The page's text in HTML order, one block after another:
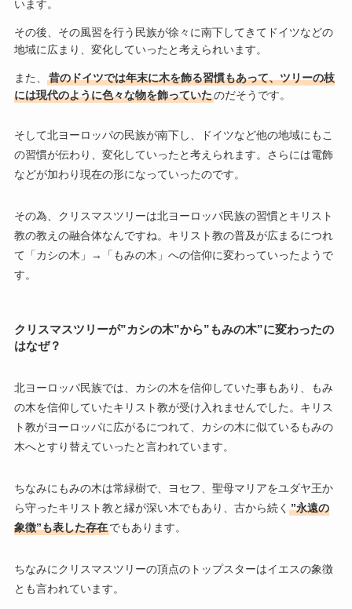
います。
その後、その風習を行う民族が徐々に南下してきてドイツなどの
地域に広まり、変化していったと考えられいます。
また、
昔のドイツでは年末に木を飾る習慣もあって、ツリーの枝
には現代のように色々な物を飾っていたのだそうです。
そして北ヨーロッパの民族が南下し、ドイツなど他の地域にもこ
の習慣が伝わり、変化していったと考えられます。さらには電飾
などが加わり現在の形になっていったのです。
その為、クリスマスツリーは北ヨーロッパ民族の習慣とキリスト
教の教えの融合体なんですね。キリスト教の普及が広まるにつれ
て「カシの木」→「もみの木」への信仰に変わっていったようで
す。
クリスマスツリーが”カシの木”から”もみの木”に変わったの
はなぜ？
北ヨーロッパ民族では、カシの木を信仰していた事もあり、もみ
の木を信仰していたキリスト教が受け入れませんでした。キリス
ト教がヨーロッパに広がるにつれて、カシの木に似ているもみの
木へとすり替えていったと言われています。
ちなみにもみの木は常緑樹で、ヨセフ、聖母マリアをユダヤ王か
ら守ったキリスト教と縁が深い木でもあり、古から続く ”永遠の
象徴”も表した存在でもあります。
ちなみにクリスマスツリーの頂点のトップスターはイエスの象徴
とも言われています。